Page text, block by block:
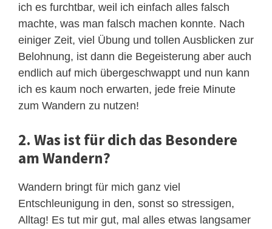
ich es furchtbar, weil ich einfach alles falsch
machte, was man falsch machen konnte. Nach
einiger Zeit, viel Übung und tollen Ausblicken zur
Belohnung, ist dann die Begeisterung aber auch
endlich auf mich übergeschwappt und nun kann
ich es kaum noch erwarten, jede freie Minute
zum Wandern zu nutzen!
2. Was ist für dich das Besondere
am Wandern?
Wandern bringt für mich ganz viel
Entschleunigung in den, sonst so stressigen,
Alltag! Es tut mir gut, mal alles etwas langsamer